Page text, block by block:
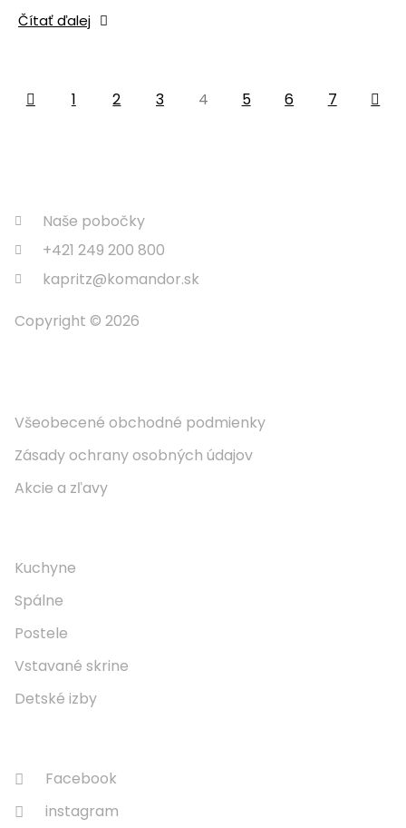
Čítať ďalej
1 2 3 4 5 6 7
Naše pobočky
+421 249 200 800
kapritz@komandor.sk
Copyright © 2026
Všeobecené obchodné podmienky
Zásady ochrany osobných údajov
Akcie a zľavy
Kuchyne
Spálne
Postele
Vstavané skrine
Detské izby
Facebook
instagram